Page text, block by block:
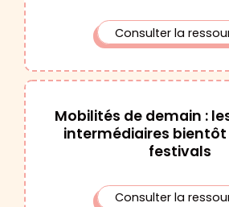
Consulter la
Mobilités de demain :
intermédiaires bientôt
festivals
Consulter la